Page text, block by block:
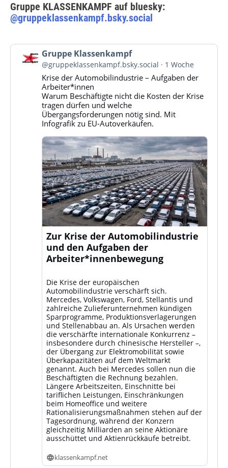
Gruppe KLASSENKAMPF auf bluesky:
@gruppeklassenkampf.bsky.social
Beitrag
von
Gruppe
Klassenkampf
Bluesky
ansehen
Gruppe Klassenkampf
@gruppeklassenkampf.bsky.social 1 Woche
Krise der Automobilindustrie – Aufgaben der
Arbeiter*innen
Warum Beschäftigte nicht die Kosten der Krise
tragen dürfen und welche
Übergangsforderungen nötig sind. Mit
Infografik zu EU-Autoverkäufen.
Zur Krise der Automobilindustrie
und den Aufgaben der
Arbeiter*innenbewegung
Die Krise der europäischen
Automobilindustrie verschärft sich.
Mercedes, Volkswagen, Ford, Stellantis und
zahlreiche Zulieferunternehmen kündigen
Sparprogramme, Produktionsverlagerungen
und Stellenabbau an. Als Ursachen werden
die verschärfte internationale Konkurrenz –
insbesondere durch chinesische Hersteller –,
der Übergang zur Elektromobilität sowie
Überkapazitäten auf dem Weltmarkt
genannt. Auch bei Mercedes sollen nun die
Beschäftigten die Rechnung bezahlen.
Längere Arbeitszeiten, Einschnitte bei
tariflichen Leistungen, Einschränkungen
beim Homeoffice und weitere
Rationalisierungsmaßnahmen stehen auf der
Tagesordnung, während der Konzern
gleichzeitig Milliarden an seine Aktionäre
ausschüttet und Aktienrückkäufe betreibt.
klassenkampf.net